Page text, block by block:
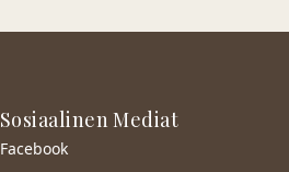
Sosiaalinen Mediat
Facebook